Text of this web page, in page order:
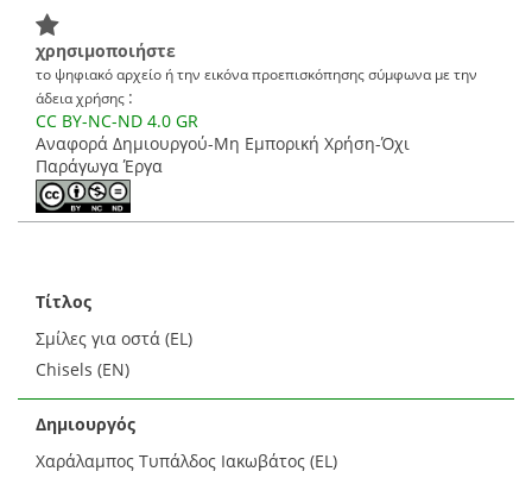
χρησιμοποιήστε
το ψηφιακό αρχείο ή την εικόνα προεπισκόπησης σύμφωνα με την
άδεια χρήσης :
CC BY-NC-ND 4.0 GR
Αναφορά Δημιουργού-Μη Εμπορική Χρήση-Όχι
Παράγωγα Έργα
Τίτλος
Σμίλες για οστά (EL)
Chisels (EN)
Δημιουργός
Χαράλαμπος Τυπάλδος Ιακωβάτος (EL)